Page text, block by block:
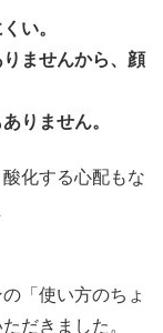
い。
ませんから、顔
りません。
化する心配もな
「使い方のちょ
だきました。